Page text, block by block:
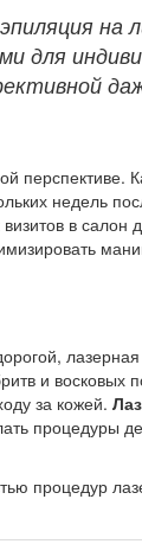
на
для
перспективе.
недель
в салон
и восковых
за кожей.
процедуры
процедур